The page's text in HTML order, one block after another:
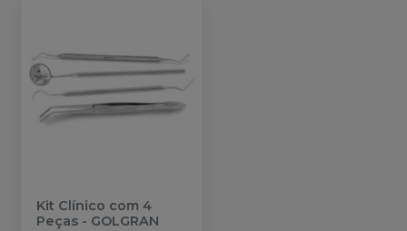
Kit Clínico com 4
Peças - GOLGRAN